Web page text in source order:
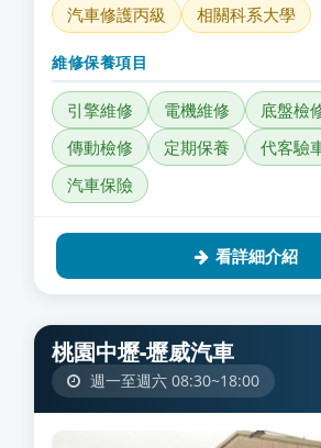
汽車修護丙級
相關科系大學
維修保養項目
引擎維修 電機維修 底盤檢
傳動檢修
定期保養 代客驗
汽車保險
看詳細介紹
桃園中壢-壢威汽車
週一至週六 08:30~18:00